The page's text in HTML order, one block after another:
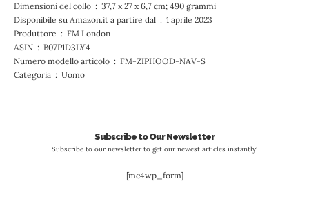
Dimensioni del collo ‏ : ‎ 37,7 x 27 x 6,7 cm; 490 grammi
Disponibile su Amazon.it a partire dal ‏ : ‎ 1 aprile 2023
Produttore ‏ : ‎ FM London
ASIN ‏ : ‎ B07P1D3LY4
Numero modello articolo ‏ : ‎ FM-ZIPHOOD-NAV-S
Categoria ‏ : ‎ Uomo
Subscribe to Our Newsletter
Subscribe to our newsletter to get our newest articles instantly!
[mc4wp_form]